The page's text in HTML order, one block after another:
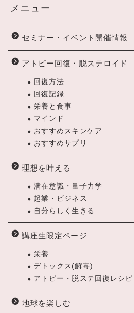
メニュー
セミナー・イベント開催情報
アトピー回復・脱ステロイド
回復方法
回復記録
栄養と食事
マインド
おすすめスキンケア
おすすめサプリ
理想を叶える
潜在意識・量子力学
起業・ビジネス
自分らしく生きる
講座生限定ページ
栄養
デトックス(解毒)
アトピー・脱ステ回復レシピ
地球を楽しむ